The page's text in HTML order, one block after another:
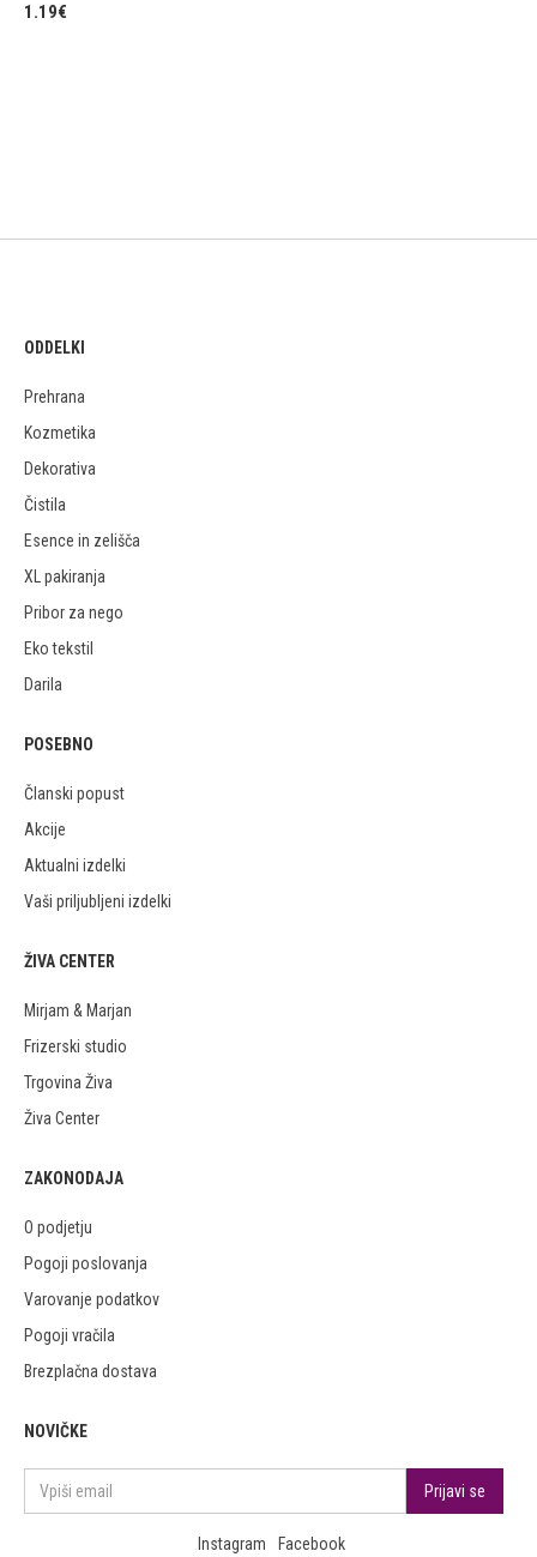
1.19€
ODDELKI
Prehrana
Kozmetika
Dekorativa
Čistila
Esence in zelišča
XL pakiranja
Pribor za nego
Eko tekstil
Darila
POSEBNO
Članski popust
Akcije
Aktualni izdelki
Vaši priljubljeni izdelki
ŽIVA CENTER
Mirjam & Marjan
Frizerski studio
Trgovina Živa
Živa Center
ZAKONODAJA
O podjetju
Pogoji poslovanja
Varovanje podatkov
Pogoji vračila
Brezplačna dostava
NOVIČKE
Instagram Facebook